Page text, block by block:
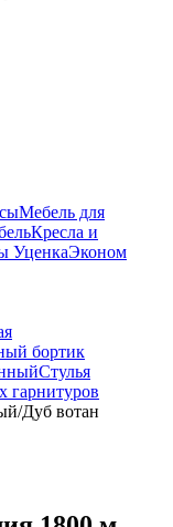
Мебель для
Кресла и
УценкаЭконом
бортик
Стулья
гарнитуров
Дуб вотан